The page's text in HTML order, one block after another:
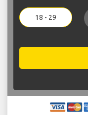
18 - 29